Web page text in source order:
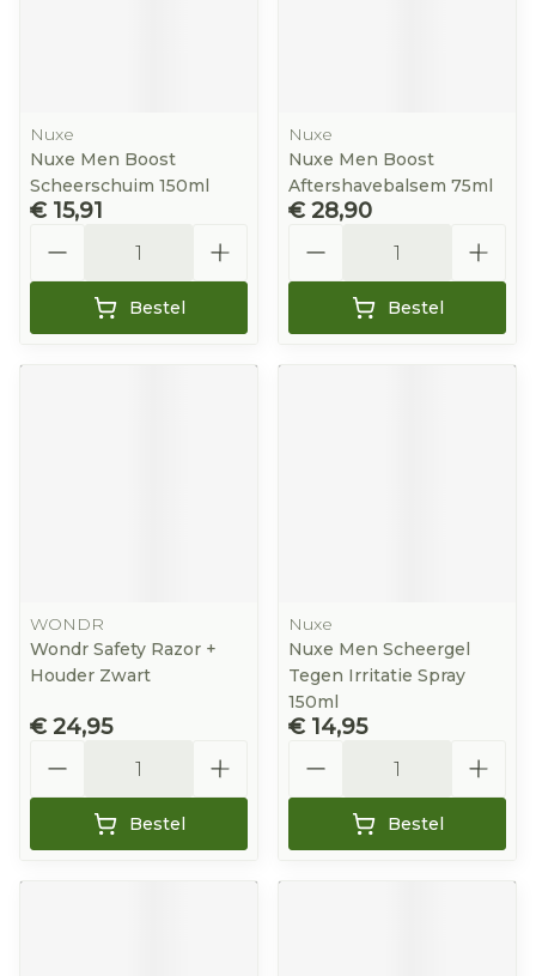
Nuxe
Nuxe Men Boost
Scheerschuim 150ml
€ 15,91
Bestel
Nuxe
Nuxe Men Boost
Aftershavebalsem 75ml
€ 28,90
Bestel
WONDR
Wondr Safety Razor +
Houder Zwart
€ 24,95
Bestel
Nuxe
Nuxe Men Scheergel
Tegen Irritatie Spray
150ml
€ 14,95
Bestel